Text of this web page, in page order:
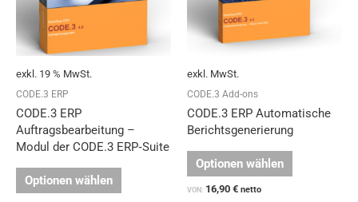
exkl. 19 % MwSt.
CODE.3 ERP
CODE.3 ERP
Auftragsbearbeitung –
Modul der CODE.3 ERP‑Suite
Optionen wählen
exkl. MwSt.
CODE.3 Add-ons
CODE.3 ERP Automatische
Berichtsgenerierung
Optionen wählen
können
gewählt
werden
VON: 16,90 € netto